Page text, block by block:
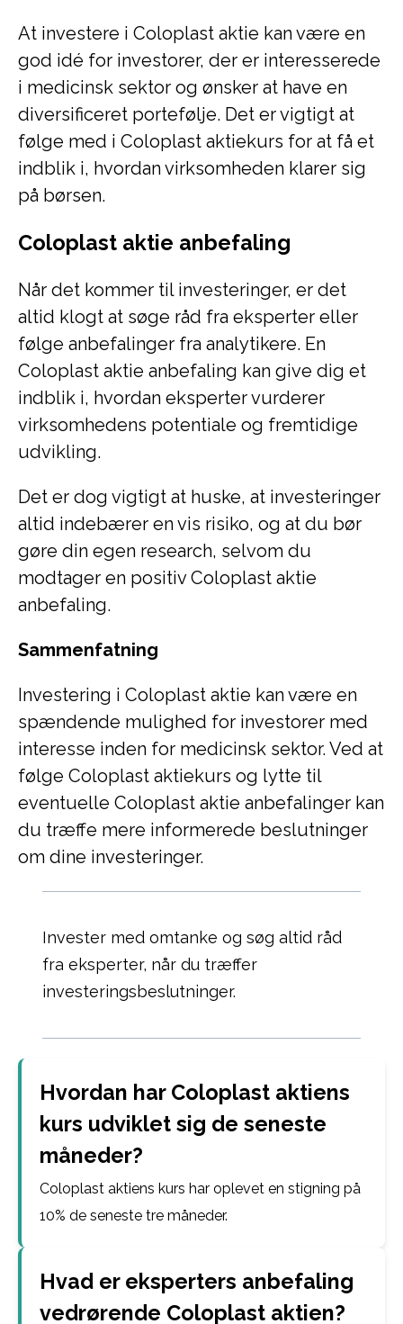
At investere i Coloplast aktie kan være en
god idé for investorer, der er interesserede
i medicinsk sektor og ønsker at have en
diversificeret portefølje. Det er vigtigt at
følge med i Coloplast aktiekurs for at få et
indblik i, hvordan virksomheden klarer sig
på børsen.
Coloplast aktie anbefaling
Når det kommer til investeringer, er det
altid klogt at søge råd fra eksperter eller
følge anbefalinger fra analytikere. En
Coloplast aktie anbefaling kan give dig et
indblik i, hvordan eksperter vurderer
virksomhedens potentiale og fremtidige
udvikling.
Det er dog vigtigt at huske, at investeringer
altid indebærer en vis risiko, og at du bør
gøre din egen research, selvom du
modtager en positiv Coloplast aktie
anbefaling.
Sammenfatning
Investering i Coloplast aktie kan være en
spændende mulighed for investorer med
interesse inden for medicinsk sektor. Ved at
følge Coloplast aktiekurs og lytte til
eventuelle Coloplast aktie anbefalinger kan
du træffe mere informerede beslutninger
om dine investeringer.
Invester med omtanke og søg altid råd
fra eksperter, når du træffer
investeringsbeslutninger.
Hvordan har Coloplast aktiens
kurs udviklet sig de seneste
måneder?
Coloplast aktiens kurs har oplevet en stigning på
10% de seneste tre måneder.
Hvad er eksperters anbefaling
vedrørende Coloplast aktien?